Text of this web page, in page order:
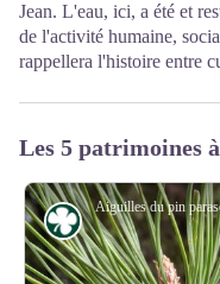
Jean. L'eau, ici, a été et
de l'activité humaine,
rappellera l'histoire entre
Les 5 patrimoines
Flore